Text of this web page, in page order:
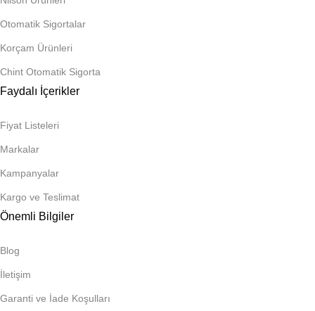
Otomatik Sigortalar
Korçam Ürünleri
Chint Otomatik Sigorta
Faydalı İçerikler
Fiyat Listeleri
Markalar
Kampanyalar
Kargo ve Teslimat
Önemli Bilgiler
Blog
İletişim
Garanti ve İade Koşulları